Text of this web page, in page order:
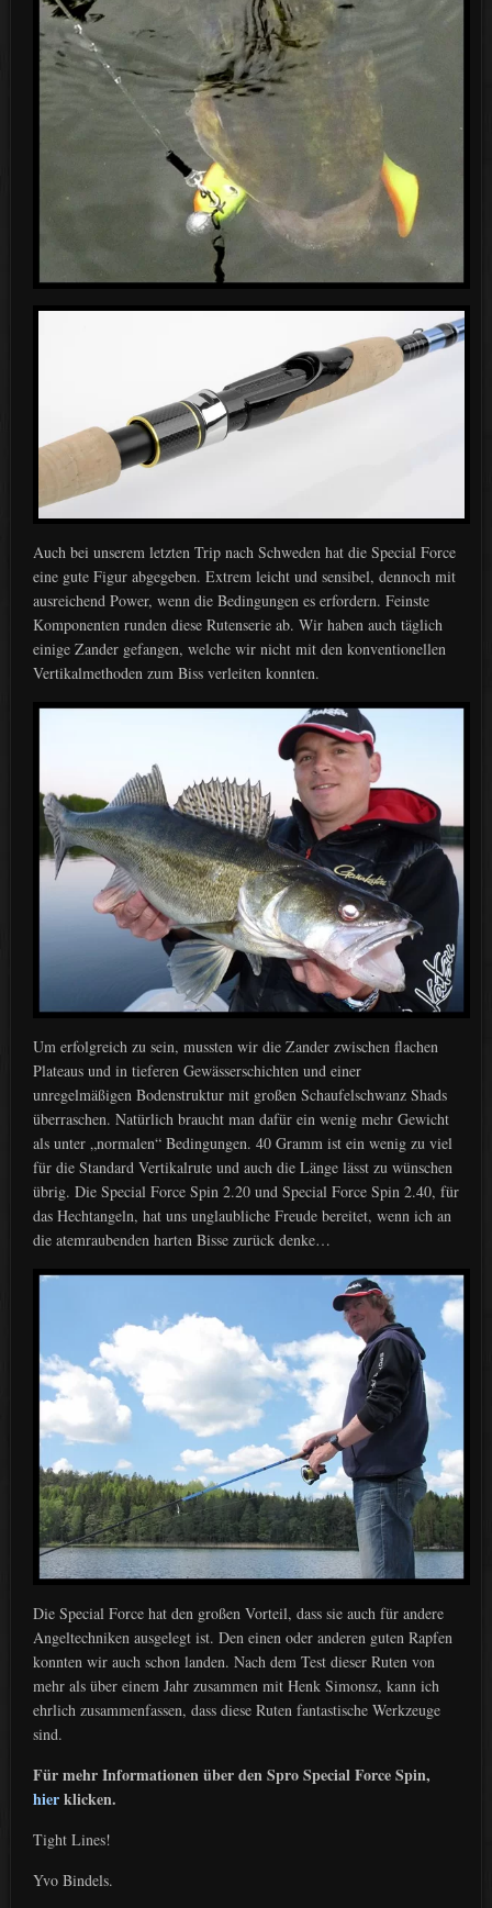
Auch bei unserem letzten Trip nach Schweden hat die Special Force
eine gute Figur abgegeben. Extrem leicht und sensibel, dennoch mit
ausreichend Power, wenn die Bedingungen es erfordern. Feinste
Komponenten runden diese Rutenserie ab. Wir haben auch täglich
einige Zander gefangen, welche wir nicht mit den konventionellen
Vertikalmethoden zum Biss verleiten konnten.
Um erfolgreich zu sein, mussten wir die Zander zwischen flachen
Plateaus und in tieferen Gewässerschichten und einer
unregelmäßigen Bodenstruktur mit großen Schaufelschwanz Shads
überraschen. Natürlich braucht man dafür ein wenig mehr Gewicht
als unter „normalen“ Bedingungen. 40 Gramm ist ein wenig zu viel
für die Standard Vertikalrute und auch die Länge lässt zu wünschen
übrig. Die Special Force Spin 2.20 und Special Force Spin 2.40, für
das Hechtangeln, hat uns unglaubliche Freude bereitet, wenn ich an
die atemraubenden harten Bisse zurück denke…
Die Special Force hat den großen Vorteil, dass sie auch für andere
Angeltechniken ausgelegt ist. Den einen oder anderen guten Rapfen
konnten wir auch schon landen. Nach dem Test dieser Ruten von
mehr als über einem Jahr zusammen mit Henk Simonsz, kann ich
ehrlich zusammenfassen, dass diese Ruten fantastische Werkzeuge
sind.
Für mehr Informationen über den Spro Special Force Spin,
hierklicken.
Tight Lines!
Yvo Bindels.